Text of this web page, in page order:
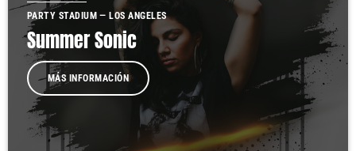
PARTY STADIUM — LOS ANGELES
Summer Sonic
MÁS INFORMACIÓN